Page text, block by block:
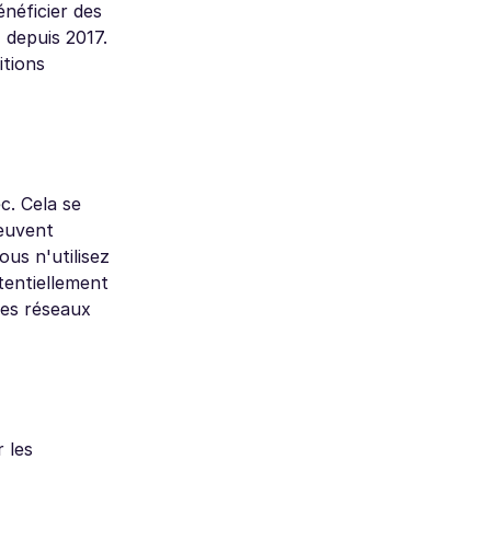
des
2017.
Cela se
n'utilisez
réseaux
les